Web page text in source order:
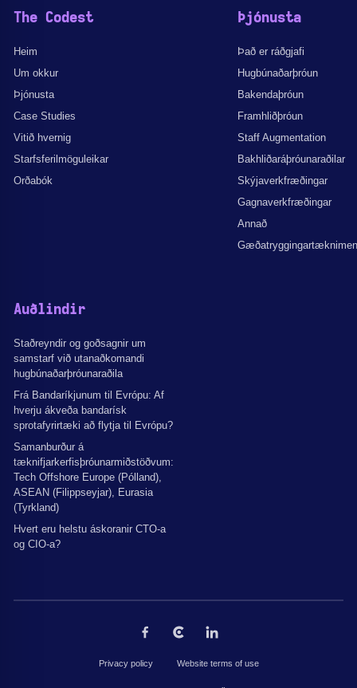
The Codest
Heim
Um okkur
Þjónusta
Case Studies
Vitið hvernig
Starfsferilmöguleikar
Orðabók
Þjónusta
Það er ráðgjafi
Hugbúnaðarþróun
Bakendaþróun
Framhliðþróun
Staff Augmentation
Bakhliðaráþróunaraðilar
Skýjaverkfræðingar
Gagnaverkfræðingar
Annað
Auðlindir
Staðreyndir og goðsagnir um
samstarf við utanaðkomandi
hugbúnaðarþróunaraðila
Frá Bandaríkjunum til Evrópu: Af
hverju ákveða bandarísk
sprotafyrirtæki að flytja til Evrópu?
Samanburður á
tæknifjarkerfisþróunarmiðstöðvum:
Tech Offshore Europe (Pólland),
ASEAN (Filippseyjar), Eurasia
(Tyrkland)
Hvert eru helstu áskoranir CTO-a
og CIO-a?
Privacy policy Website terms of use